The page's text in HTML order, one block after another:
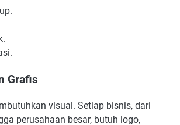
Grafis
visual. Setiap bisnis, dari
perusahaan besar, butuh logo,